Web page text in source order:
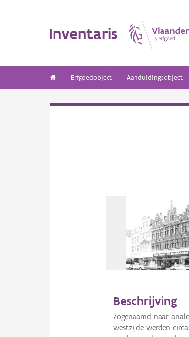
Inventaris
Erfgoedobject Aanduidingsobject
Beschrijving
Zogenaamd naar
westzijde werden